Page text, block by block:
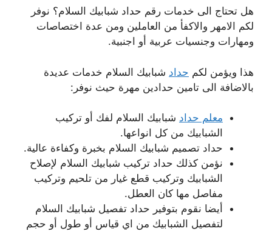
هل تحتاج الى خدمات رقم حداد شبابيك السلام؟ نوفر
لكم الامهر والاكفأ من العاملين ومن عدة اختصاصات
ومهارات وجنسيات عربية أو اجنبية.
هذا ويؤمن لكم حداد شبابيك السلام خدمات عديدة
بالاضافة الى تامين حدادين مهرة حيث نوفر:
معلم حداد شبابيك السلام لفك أو تركيب
الشبابيك من كل انواعها.
حداد تصميم شبابيك السلام بخبرة وكفاءة عالية.
نؤمن كذلك حداد تركيب شبابيك السلام لإصلاح
الشبابيك وتركيب قطع غيار من تلحيم وتركيب
مفاصل مها كان العطل.
أيضا نقوم بتوفير حداد تفصيل شبابيك السلام
لتفصيل الشبابيك من اي قياس أو طول أو حجم